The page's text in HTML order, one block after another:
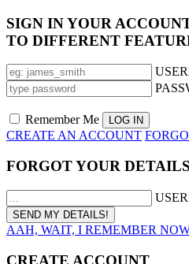
SIGN IN YOUR
TO DIFFERENT
Remember Me
CREATE AN ACCOUNT
FORGOT YOUR
AAH, WAIT, I REMEMBER
CREATE ACCOUNT